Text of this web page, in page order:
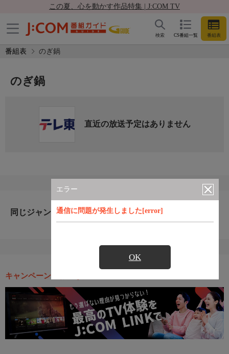
この夏、心を動かす作品特集 | J:COM TV
CS番組一覧 番組表
検索
番組表 のぎ鍋
エラー
通信に問題が発生しました[error]
OK
のぎ鍋
直近の放送予定はありません
同じジャンルのおすすめ番組
キャンペーン・お得な情報